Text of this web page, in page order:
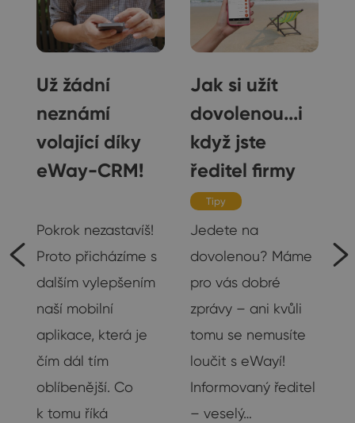
Už žádní
neznámí
volající díky
eWay-CRM!
Pokrok nezastavíš!
Proto přicházíme s
dalším vylepšením
naší mobilní
aplikace, která je
čím dál tím
oblíbenější. Co
k tomu říká
Jak si užít
dovolenou...i
když jste
ředitel firmy
Tipy
Jedete na
dovolenou? Máme
pro vás dobré
zprávy – ani kvůli
tomu se nemusíte
loučit s eWayí!
Informovaný ředitel
– veselý…